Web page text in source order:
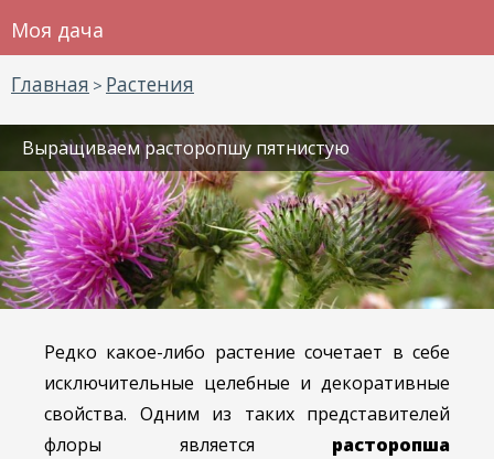
Моя дача
Главная > Растения
Выращиваем расторопшу пятнистую
Редко какое-либо растение сочетает в себе
исключительные целебные и декоративные
свойства. Одним из таких представителей
флоры является расторопша